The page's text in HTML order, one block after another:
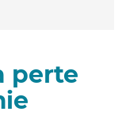
perte